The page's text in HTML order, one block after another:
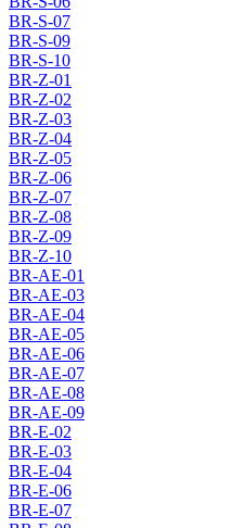
BR-S-07
BR-S-09
BR-S-10
BR-Z-01
BR-Z-02
BR-Z-03
BR-Z-04
BR-Z-05
BR-Z-06
BR-Z-07
BR-Z-08
BR-Z-09
BR-Z-10
BR-AE-01
BR-AE-03
BR-AE-04
BR-AE-05
BR-AE-06
BR-AE-07
BR-AE-08
BR-AE-09
BR-E-02
BR-E-03
BR-E-04
BR-E-06
BR-E-07